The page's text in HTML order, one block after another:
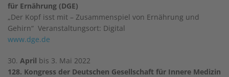
für Ernährung (DGE)
„Der Kopf isst mit – Zusammenspiel von Ernährung und
Gehirn“ Veranstaltungsort: Digital
www.dge.de
30. April bis 3. Mai 2022
128. Kongress der Deutschen Gesellschaft für Innere Medizin